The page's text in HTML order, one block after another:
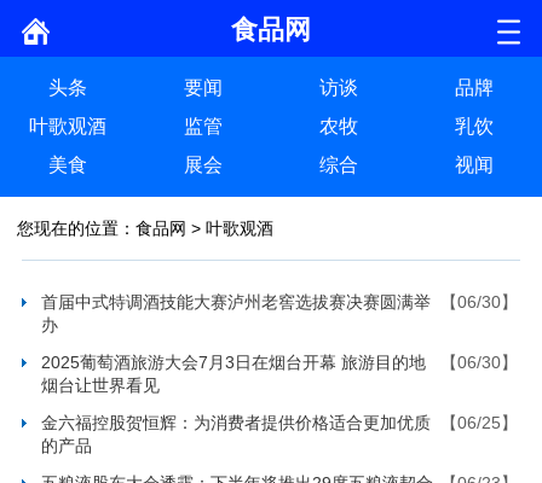
食品网
头条 要闻 访谈
品牌
叶歌观酒
监管 农牧
乳饮
美食
展会 综合 视闻
您现在的位置： 食品网 > 叶歌观酒
首届中式特调酒技能大赛泸州老窖选拔赛决赛圆满举
办
【06/30】
2025葡萄酒旅游大会7月3日在烟台开幕 旅游目的地
烟台让世界看见
【06/30】
金六福控股贺恒辉：为消费者提供价格适合更加优质
的产品
【06/25】